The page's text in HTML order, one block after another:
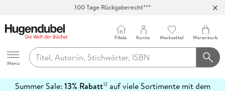
Hugendubel
Menu
Filiale Konto Merkzettel Warenkorb
Summer Sale: 13% Rabatt12auf viele Sortimente mit dem